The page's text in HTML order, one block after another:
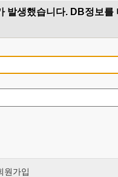
발생했습니다. DB정보를
원가입